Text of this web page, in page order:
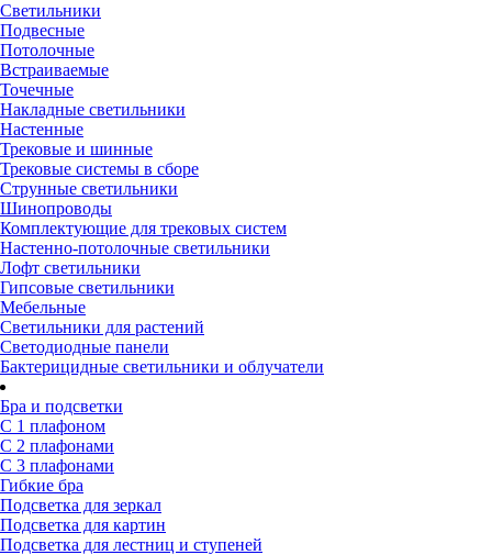
Светильники
Подвесные
Потолочные
Встраиваемые
Точечные
Накладные светильники
Настенные
Трековые и шинные
Трековые системы в сборе
Струнные светильники
Шинопроводы
Комплектующие для трековых систем
Настенно-потолочные светильники
Лофт светильники
Гипсовые светильники
Мебельные
Светильники для растений
Светодиодные панели
Бактерицидные светильники и облучатели
Бра и подсветки
С 1 плафоном
С 2 плафонами
С 3 плафонами
Гибкие бра
Подсветка для зеркал
Подсветка для картин
Подсветка для лестниц и ступеней